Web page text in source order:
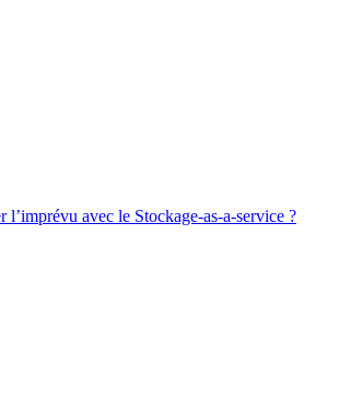
l’imprévu avec le Stockage-as-a-service ?